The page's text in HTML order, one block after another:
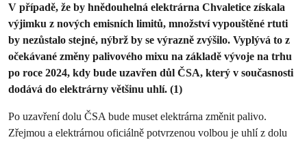
V případě, že by hnědouhelná elektrárna Chvaletice získala
výjimku z nových emisních limitů, množství vypouštěné rtuti
by nezůstalo stejné, nýbrž by se výrazně zvýšilo. Vyplývá to z
očekávané změny palivového mixu na základě vývoje na trhu
po roce 2024, kdy bude uzavřen důl ČSA, který v současnosti
dodává do elektrárny většinu uhlí. (1)
Po uzavření dolu ČSA bude muset elektrárna změnit palivo.
Zřejmou a elektrárnou oficiálně potvrzenou volbou je uhlí z dolu